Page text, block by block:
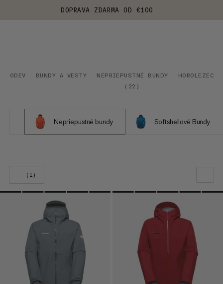
DOPRAVA ZDARMA OD €100
ODEV BUNDY A VESTY NEPRIEPUSTNÉ BUNDY
( 22 )
Nepriepustné bundy Softshellové Bundy
(1)
NAŠE ODPORÚČANIE
CENA OD NAJNIŽŠEJ PO NAJVYŠŠIU
CENA VYSOKÁ AŽ NÍZKA